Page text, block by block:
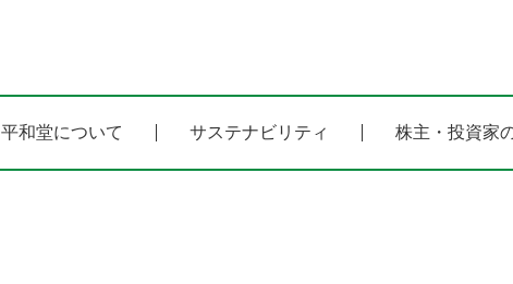
平和堂について サステナビリティ 株主・投資家